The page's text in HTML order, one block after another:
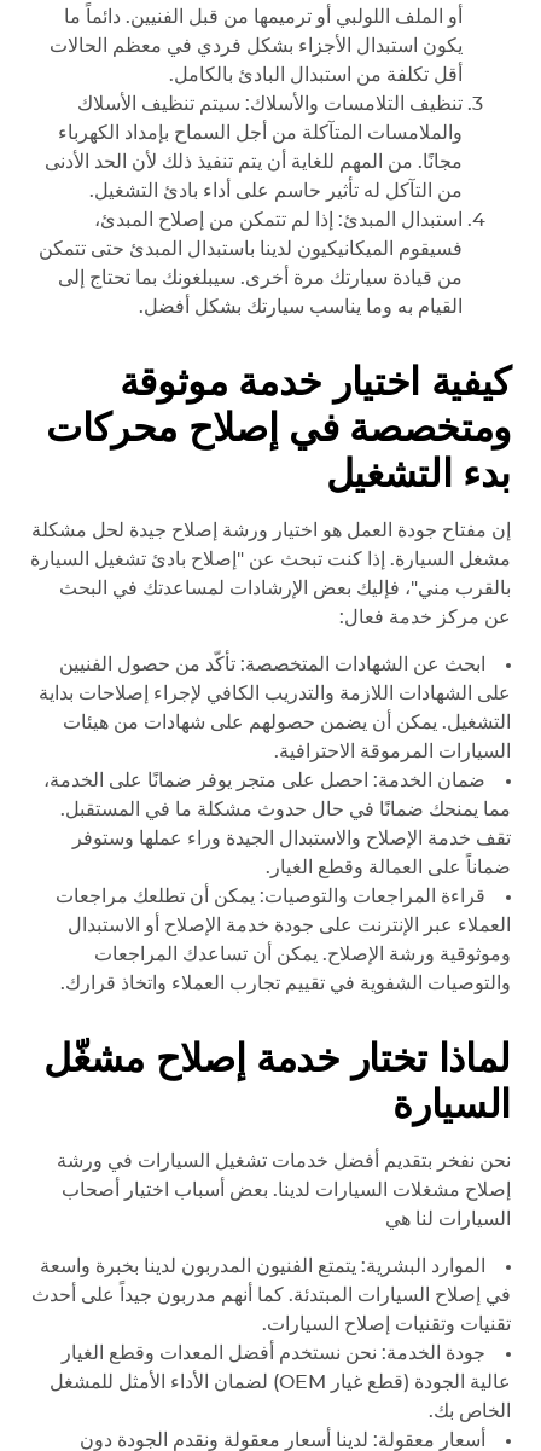
أو الملف اللولبي أو ترميمها من قبل الفنيين. دائماً ما
يكون استبدال الأجزاء بشكل فردي في معظم الحالات
أقل تكلفة من استبدال البادئ بالكامل.
تنظيف التلامسات والأسلاك: سيتم تنظيف الأسلاك
والملامسات المتآكلة من أجل السماح بإمداد الكهرباء
مجانًا. من المهم للغاية أن يتم تنفيذ ذلك لأن الحد الأدنى
من التآكل له تأثير حاسم على أداء بادئ التشغيل.
استبدال المبدئ: إذا لم تتمكن من إصلاح المبدئ،
فسيقوم الميكانيكيون لدينا باستبدال المبدئ حتى تتمكن
من قيادة سيارتك مرة أخرى. سيبلغونك بما تحتاج إلى
القيام به وما يناسب سيارتك بشكل أفضل.
كيفية اختيار خدمة موثوقة
ومتخصصة في إصلاح محركات
بدء التشغيل
إن مفتاح جودة العمل هو اختيار ورشة إصلاح جيدة لحل مشكلة
مشغل السيارة. إذا كنت تبحث عن "إصلاح بادئ تشغيل السيارة
بالقرب مني"، فإليك بعض الإرشادات لمساعدتك في البحث
عن مركز خدمة فعال:
ابحث عن الشهادات المتخصصة: تأكّد من حصول الفنيين
على الشهادات اللازمة والتدريب الكافي لإجراء إصلاحات بداية
التشغيل. يمكن أن يضمن حصولهم على شهادات من هيئات
السيارات المرموقة الاحترافية.
ضمان الخدمة: احصل على متجر يوفر ضمانًا على الخدمة،
مما يمنحك ضمانًا في حال حدوث مشكلة ما في المستقبل.
تقف خدمة الإصلاح والاستبدال الجيدة وراء عملها وستوفر
ضماناً على العمالة وقطع الغيار.
قراءة المراجعات والتوصيات: يمكن أن تطلعك مراجعات
العملاء عبر الإنترنت على جودة خدمة الإصلاح أو الاستبدال
وموثوقية ورشة الإصلاح. يمكن أن تساعدك المراجعات
والتوصيات الشفوية في تقييم تجارب العملاء واتخاذ قرارك.
لماذا تختار خدمة إصلاح مشغّل
السيارة
نحن نفخر بتقديم أفضل خدمات تشغيل السيارات في ورشة
إصلاح مشغلات السيارات لدينا. بعض أسباب اختيار أصحاب
السيارات لنا هي
الموارد البشرية: يتمتع الفنيون المدربون لدينا بخبرة واسعة
في إصلاح السيارات المبتدئة. كما أنهم مدربون جيداً على أحدث
تقنيات وتقنيات إصلاح السيارات.
جودة الخدمة: نحن نستخدم أفضل المعدات وقطع الغيار
عالية الجودة (قطع غيار OEM) لضمان الأداء الأمثل للمشغل
الخاص بك.
أسعار معقولة: لدينا أسعار معقولة ونقدم الجودة دون